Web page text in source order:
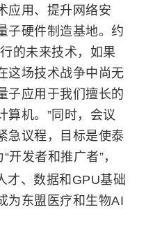
应用、提升网络安
子硬件制造基地。约
的未来技术，如果
这场技术战争中尚无
子应用于我们擅长的
算机。”同时，会议
急议程，目标是使泰
开发者和推广者”，
才、数据和GPU基础
为东盟医疗和生物AI